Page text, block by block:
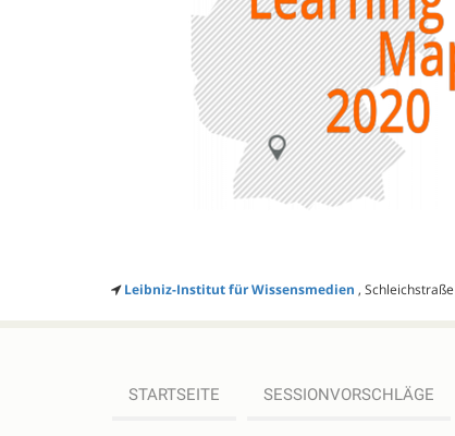
Leibniz-Institut für Wissensmedien ,
STARTSEITE SESSIONVORSCHLÄGE